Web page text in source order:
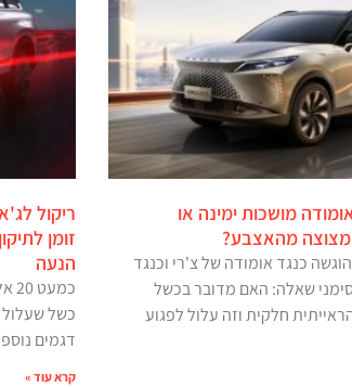
מושכות ימינה או
מצוצה מהאצבע?
כנגד אומודה של צ'רי וכנגד
שאלה: האם מדובר בכשל
חלקית וזה עלול לפגוע
זומן
הנעה
כשל שעלול
דגמים
קרא עוד »